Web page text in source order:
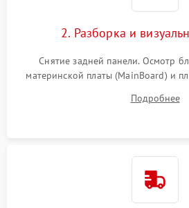
2. Разборка и
Снятие задней панели. Осмотр
материнской платы (MainBoard) и
Проверка надежности фиксации и
Подробнее